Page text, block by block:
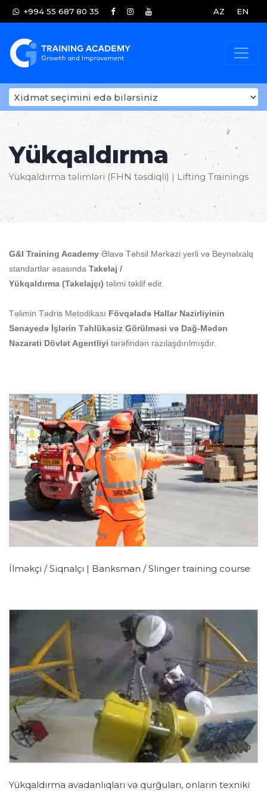
+994 55 687 80 35 AZ EN
Yükqaldırma
Yükqaldırma təlimləri (FHN təsdiqli) | Lifting Trainings
G&I Training Academy Əlavə Təhsil Mərkəzi yerli və Beynəlxalq
standartlar əsasında Takelaj /
Yükqaldırma (Takelajçı) təlimi təklif edir.
Təlimin Tədris Metodikası Fövqəladə Hallar Nazirliyinin
Sənayedə İşlərin Təhlükəsiz Görülməsi və Dağ-Mədən
Nəzarəti Dövlət Agentliyi tərəfindən razılaşdırılmışdır.
İlməkçi / Siqnalçı | Banksman / Slinger training course
Yükqaldırma avadanlıqları və qurğuları, onların texniki